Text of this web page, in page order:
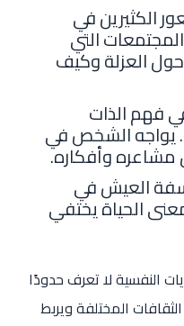
الكثيرين في
التي
العزلة وكيف
في فهم الذات
يواجه الشخص في
مشاعره وأفكاره.
العيش في
الحياة يختفي
النفسية لا تعرف حدودًا
المختلفة ويربط